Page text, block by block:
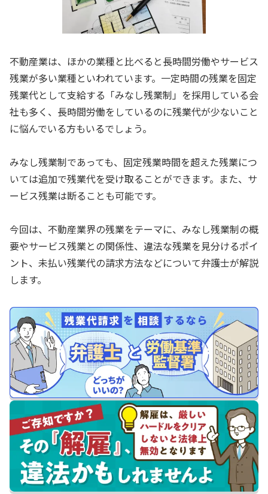
不動産業は、ほかの業種と比べると長時間労働やサービス
残業が多い業種といわれています。一定時間の残業を固定
残業代として支給する「みなし残業制」を採用している会
社も多く、長時間労働をしているのに残業代が少ないこと
に悩んでいる方もいるでしょう。
みなし残業制であっても、固定残業時間を超えた残業につ
いては追加で残業代を受け取ることができます。また、サ
ービス残業は断ることも可能です。
今回は、不動産業界の残業をテーマに、みなし残業制の概
要やサービス残業との関係性、違法な残業を見分けるポイ
ント、未払い残業代の請求方法などについて弁護士が解説
します。